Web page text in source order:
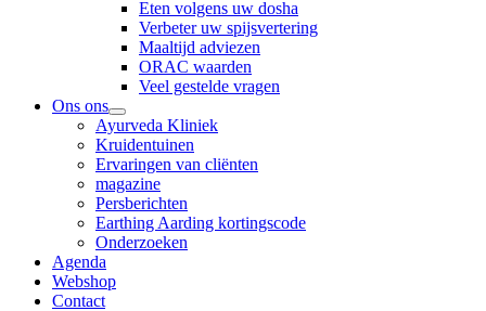
Eten volgens uw dosha
Verbeter uw spijsvertering
Maaltijd adviezen
ORAC waarden
Veel gestelde vragen
Ons ons
Ayurveda Kliniek
Kruidentuinen
Ervaringen van cliënten
magazine
Persberichten
Earthing Aarding kortingscode
Onderzoeken
Agenda
Webshop
Contact